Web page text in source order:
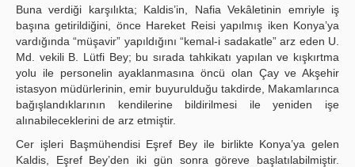
Buna verdiği karşılıkta; Kaldis’in, Nafia Vekâletinin emriyle iş
başına getirildiğini, önce Hareket Reisi yapılmış iken Konya’ya
vardığında “müşavir” yapıldığını “kemal-i sadakatle” arz eden U.
Md. vekili B. Lütfi Bey; bu sırada tahkikatı yapılan ve kışkırtma
yolu ile personelin ayaklanmasına öncü olan Çay ve Akşehir
istasyon müdürlerinin, emir buyurulduğu takdirde, Makamlarınca
bağışlandıklarının kendilerine bildirilmesi ile yeniden işe
alınabileceklerini de arz etmiştir.
Cer işleri Başmühendisi Eşref Bey ile birlikte Konya’ya gelen
Kaldis, Eşref Bey’den iki gün sonra göreve başlatılabilmiştir.